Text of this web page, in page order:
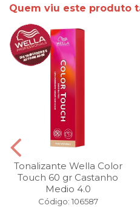
Quem viu este produto
Tonalizante Wella Color
Touch 60 gr Castanho
Medio 4.0
Código: 106587